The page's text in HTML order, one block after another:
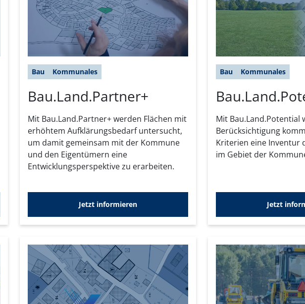
Bau Kommunales
Bau.Land.Partner+
Mit Bau.Land.Partner+ werden Flächen mit
erhöhtem Aufklärungsbedarf untersucht,
um damit gemeinsam mit der Kommune
und den Eigentümern eine
Entwicklungsperspektive zu erarbeiten.
Jetzt informieren
Bau Kommunales
Mit Bau.Land.Potential
Berücksichtigung
Kriterien eine Inventur
im Gebiet der
Jetzt